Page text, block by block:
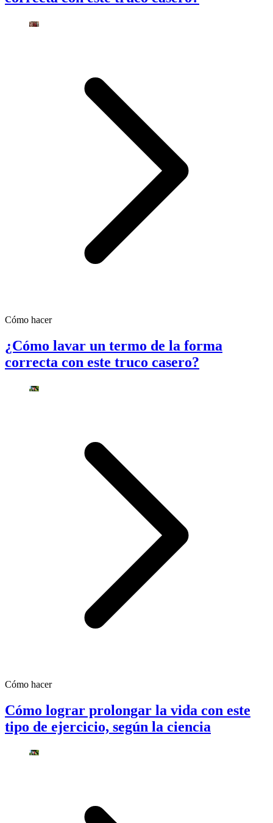
Cómo hacer
¿Cómo lavar un termo de la forma
correcta con este truco casero?
Cómo hacer
Cómo lograr prolongar la vida con este
tipo de ejercicio, según la ciencia